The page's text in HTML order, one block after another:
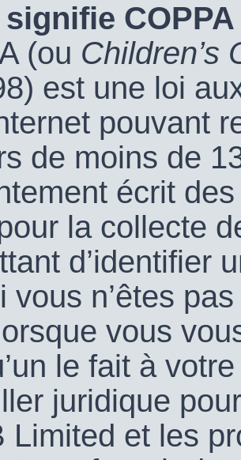
signifie
(ou Children’s
est une loi
pouvant
de moins de
écrit
la collecte
d’identifier
vous n’êtes
vous
le fait à
juridique
Limited et les